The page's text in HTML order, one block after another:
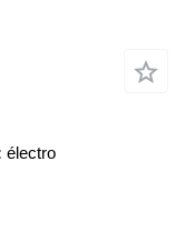
électro